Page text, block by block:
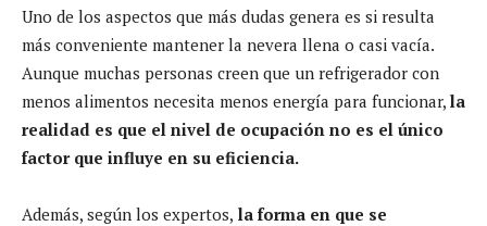
Uno de los aspectos que más dudas genera es si resulta
más conveniente mantener la nevera llena o casi vacía.
Aunque muchas personas creen que un refrigerador con
menos alimentos necesita menos energía para funcionar, la
realidad es que el nivel de ocupación no es el único
factor que influye en su eficiencia.
Además, según los expertos, la forma en que se